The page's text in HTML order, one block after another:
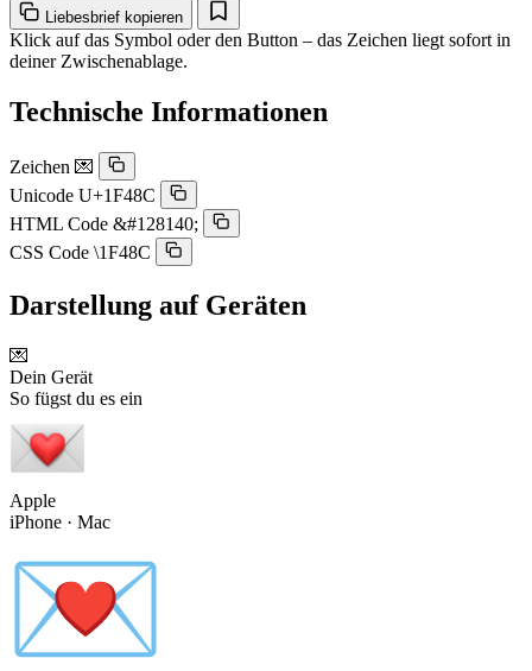
Liebesbrief kopieren
Klick auf das Symbol oder den Button – das Zeichen liegt sofort in
deiner Zwischenablage.
Technische Informationen
Zeichen 💌
Unicode U+1F48C
HTML Code &#128140;
CSS Code \1F48C
Darstellung auf Geräten
💌
Dein Gerät
So fügst du es ein
Apple
iPhone · Mac